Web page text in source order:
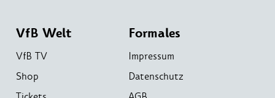
VfB Welt
VfB TV
Shop
Formales
Impressum
Datenschutz